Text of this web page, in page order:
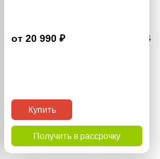
4.4
от 20 990 ₽
Купить
Получить в рассрочку